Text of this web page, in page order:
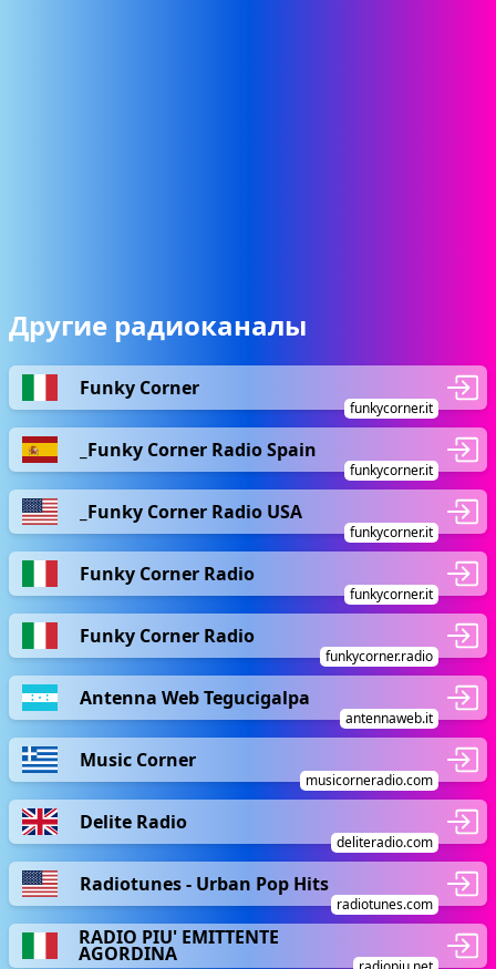
Другие радиоканалы
Funky Corner
funkycorner.it
_Funky Corner Radio Spain
funkycorner.it
_Funky Corner Radio USA
funkycorner.it
Funky Corner Radio
funkycorner.it
Funky Corner Radio
funkycorner.radio
Antenna Web Tegucigalpa
antennaweb.it
Music Corner
musicorneradio.com
Delite Radio
deliteradio.com
Radiotunes - Urban Pop Hits
radiotunes.com
RADIO PIU' EMITTENTE
AGORDINA